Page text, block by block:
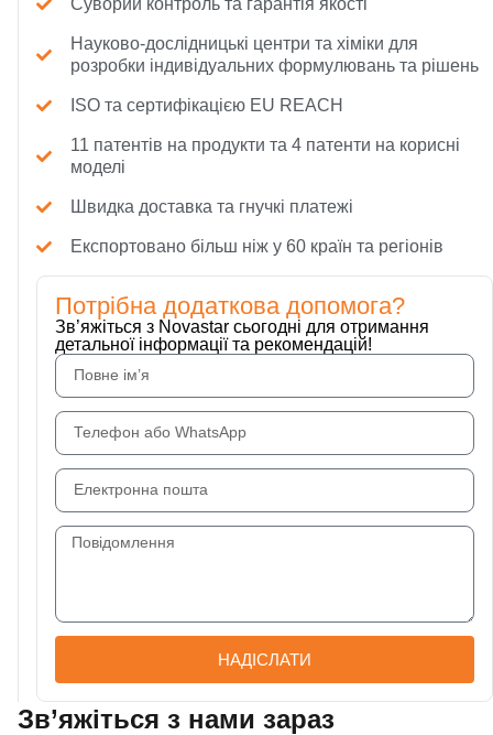
Науково-дослідницькі центри та хіміки для
розробки індивідуальних формулювань та рішень
ISO та сертифікацією EU REACH
11 патентів на продукти та 4 патенти на корисні
моделі
Швидка доставка та гнучкі платежі
Експортовано більш ніж у 60 країн та регіонів
Потрібна додаткова допомога?
Зв’яжіться з Novastar сьогодні для отримання
детальної інформації та рекомендацій!
НАДІСЛАТИ
Зв’яжіться з нами зараз